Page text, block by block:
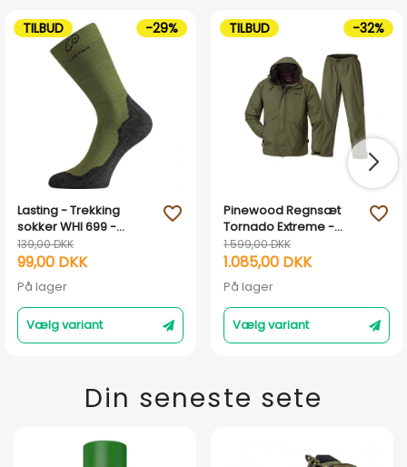
Lasting - Trekking
sokker WHI 699 -
Merinould
139,00 DKK
99,00 DKK
På lager
Vælg variant
favorite_outline
TILBUD -29%
Pinewood Regnsæt
Tornado Extreme -
Grøn
1.599,00 DKK
1.085,00 DKK
På lager
Vælg variant
favorite_outline
TILBUD -32%
Din seneste sete